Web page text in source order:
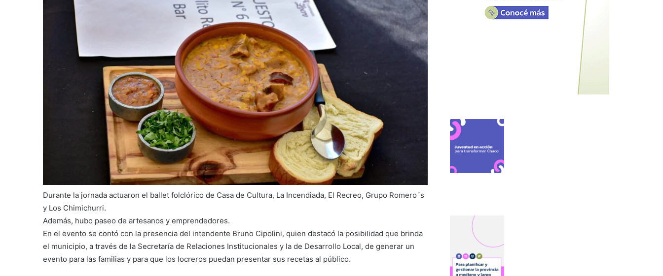
Durante la jornada actuaron el ballet folclórico de Casa de Cultura, La Incendiada, El Recreo, Grupo Romero´s
y Los Chimichurri.
Además, hubo paseo de artesanos y emprendedores.
En el evento se contó con la presencia del intendente Bruno Cipolini, quien destacó la posibilidad que brinda
el municipio, a través de la Secretaría de Relaciones Institucionales y la de Desarrollo Local, de generar un
evento para las familias y para que los locreros puedan presentar sus recetas al público.